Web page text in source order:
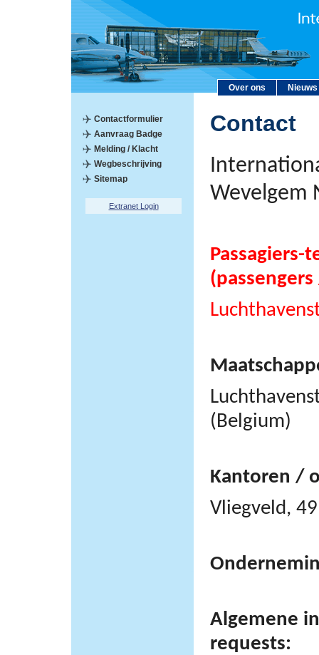
Over ons Nieuws
Contactformulier
Aanvraag Badge
Melding / Klacht
Wegbeschrijving
Sitemap
Extranet Login
Contact
Wevelgem
Passagiers-
(Belgium)
Kantoren /
Vliegveld,
Algemene
requests: